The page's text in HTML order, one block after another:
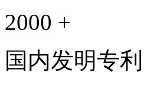
2000 +
国内发明专利